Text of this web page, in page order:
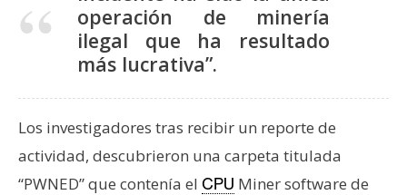
n
s
a
operación de minería
ilegal que ha resultado
más lucrativa”.
Los investigadores tras recibir un reporte de
actividad, descubrieron una carpeta titulada
“PWNED” que contenía el CPU Miner software de